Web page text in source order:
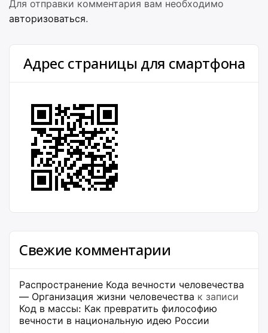
Для отправки комментария вам необходимо
авторизоваться.
Адрес страницы для смартфона
Свежие комментарии
Распространение Кода вечности человечества
— Организация жизни человечества к записи
Код в массы: Как превратить философию
вечности в национальную идею России